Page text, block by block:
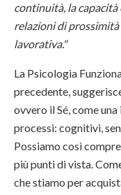
continuità, la
relazioni di
lavorativa."
La Psicologia
precedente,
ovvero il Sé, come
processi: cognitivi,
Possiamo così
più punti di vista.
che stiamo per